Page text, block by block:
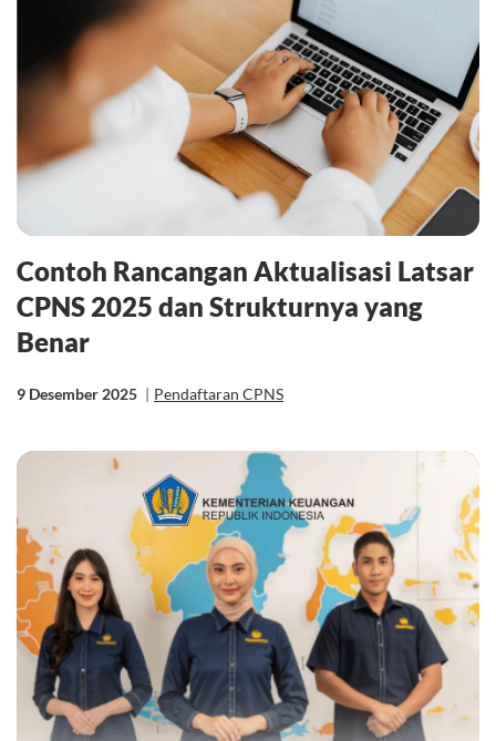
Contoh Rancangan Aktualisasi Latsar
CPNS 2025 dan Strukturnya yang
Benar
9 Desember 2025 | Pendaftaran CPNS